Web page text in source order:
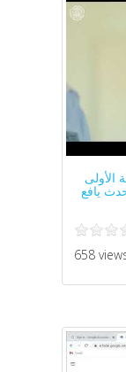
الأولى
يافع
658